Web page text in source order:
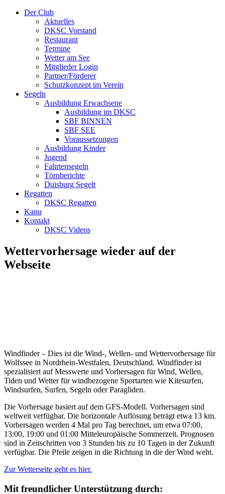
Der Club
Aktuelles
DKSC Vorstand
Restaurant
Termine
Wetter am See
Mitglieder Login
Partner/Förderer
Schutzkonzept im Verein
Segeln
Ausbildung Erwachsene
Ausbildung im DKSC
SBF BINNEN
SBF SEE
Voraussetzungen
Ausbildung Kinder
Jugend
Fahrtensegeln
Törnberichte
Duisburg Segelt
Regatten
DKSC Regatten
Kanu
Kontakt
DKSC Videos
Wettervorhersage wieder auf der
Webseite
Windfinder – Dies ist die Wind-, Wellen- und Wettervorhersage für
Wolfssee in Nordrhein-Westfalen, Deutschland. Windfinder ist
spezialisiert auf Messwerte und Vorhersagen für Wind, Wellen,
Tiden und Wetter für windbezogene Sportarten wie Kitesurfen,
Windsurfen, Surfen, Segeln oder Paragliden.
Die Vorhersage basiert auf dem GFS-Modell. Vorhersagen sind
weltweit verfügbar. Die horizontale Auflösung beträgt etwa 13 km.
Vorhersagen werden 4 Mal pro Tag berechnet, um etwa 07:00,
13:00, 19:00 und 01:00 Mitteleuropäische Sommerzeit. Prognosen
sind in Zeitschritten von 3 Stunden bis zu 10 Tagen in der Zukunft
verfügbar. Die Pfeile zeigen in die Richtung in die der Wind weht.
Zur Wetterseite geht es hier.
Mit freundlicher Unterstützung durch: